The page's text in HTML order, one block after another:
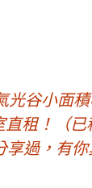
光谷小面
租！（已
享過，有